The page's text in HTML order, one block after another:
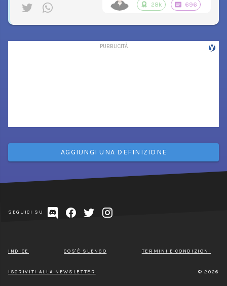
28k 696
AGGIUNGI UNA DEFINIZIONE
SEGUICI SU
INDICE COS'È SLENGO TERMINI E CONDIZIONI
ISCRIVITI ALLA NEWSLETTER © 2026